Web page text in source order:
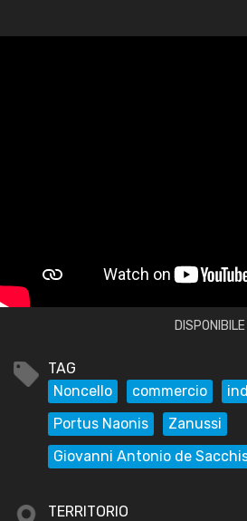
TAG
Noncello
commercio
Portus Naonis
Zanussi
Giovanni Antonio de
TERRITORIO